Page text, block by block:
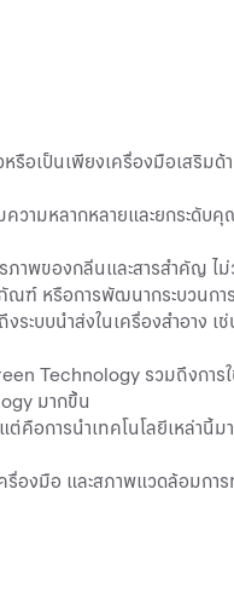
อเป็นเพียงเครื่องมือเสริม
ามหลากหลายและยกระดั
พของกลิ่นและสารสำคัญ ไม่ว่
หรือการพัฒนากระบวนกา
ะบบนำส่งในเครื่องสำอาง
Technology รวมถึงกา
มากขึ้น
อการนำเทคโนโลยีเหล่านี้ม
งมือ และสภาพแวดล้อมการ